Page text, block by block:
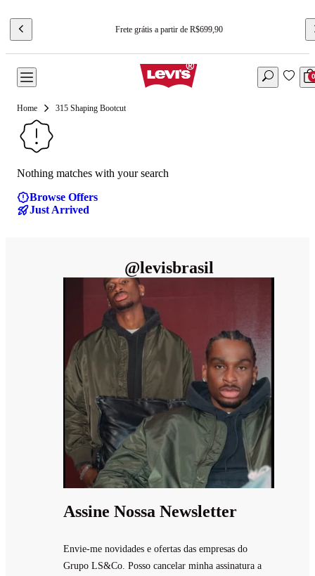
Frete grátis a partir de R$699,90
0
315 Shaping Bootcut
Nothing matches with your search
Browse Offers
Just Arrived
@levisbrasil
Assine Nossa Newsletter
Envie-me novidades e ofertas das empresas do
Grupo LS&Co. Posso cancelar minha assinatura a